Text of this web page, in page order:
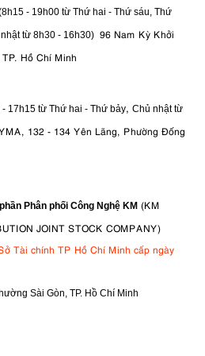
Nanlite FS-200
cao lên đến 29.380 lux
tự nhiên, phù hợp quay phim và
cho màu sắc chân thực
và setup
sáng điện ảnh
khá êm
hỗ trợ pin → hạn chế quay ngoài
không có chế độ bi-color
- 19h00 từ Thứ hai - Thứ sáu, Thứ
từ 8h30 - 16h30) 96 Nam Kỳ Khởi
Hồ Chí Minh
- 17h15 từ Thứ hai - Thứ bảy, Chủ nhật từ
132 - 134 Yên Lãng, Phường Đống
Phân phối Công Nghệ KM (KM
JOINT STOCK COMPANY)
Tài chính TP Hồ Chí Minh cấp ngày
Sài Gòn, TP. Hồ Chí Minh